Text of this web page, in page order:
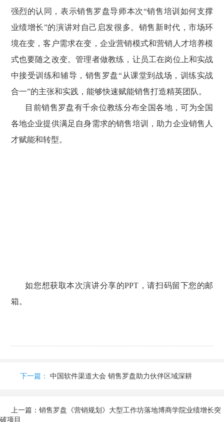
强烈的认同，表示销售罗盘导师本次“销售培训如何支撑
业绩增长”的演讲对自己启发很多。销售新时代，市场环
境在变，客户需求在变，企业营销模式和营销人才培养模
式也要随之改变。管理者做教练，让员工在岗位上和实战
中接受训练和辅导，销售罗盘“从课堂到战场，训练实战
合一”的主张和实践，能够快速赋能销售打造精英团队。
目前销售罗盘有千余位教练分布全国各地，可为全国
各地企业提供满足自身需求的销售培训，助力企业销售人
才赋能和转型。
如您想获取本次演讲分享的PPT ，请扫码留下您的邮
箱。
下一篇： 中国软件渠道大会 销售罗盘助力伙伴区域深耕
上一篇： 销售罗盘《营销规划》大型工作坊落地博商学院业绩增长突
破项目